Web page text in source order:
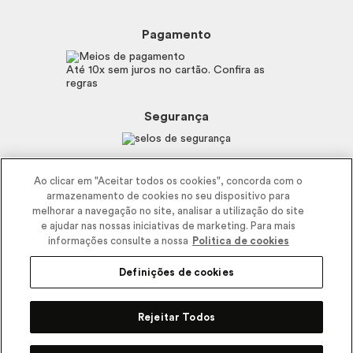
Código de defesa do consumidor
Trabalhe com a gente
Recomendações Covid19
Fale Conosco
E-mail
Pagamento
Até 10x sem juros no cartão. Confira as
regras
Segurança
CEP 11900-000 | CNPJ/MF 11.137.051/0406-41 IE 574.066.180.111
Ao clicar em "Aceitar todos os cookies", concorda com o
armazenamento de cookies no seu dispositivo para
melhorar a navegação no site, analisar a utilização do site
e ajudar nas nossas iniciativas de marketing. Para mais
informações consulte a nossa
Politica de cookies
Definições de cookies
Rejeitar Todos